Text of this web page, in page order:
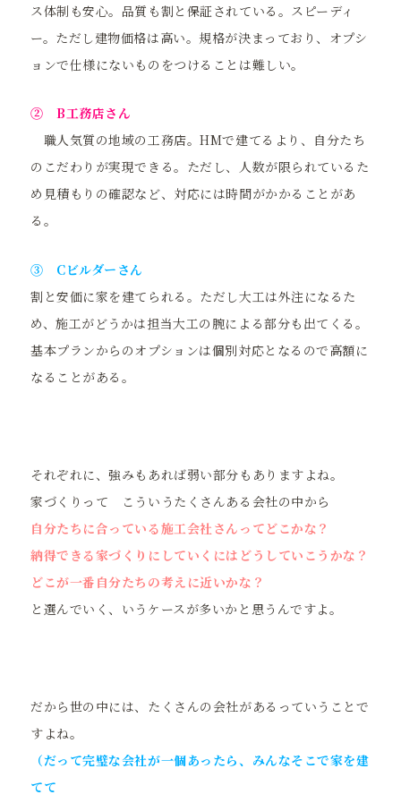
ス体制も安心。品質も割と保証されている。スピーディ
ー。ただし建物価格は高い。規格が決まっており、オプシ
ョンで仕様にないものをつけることは難しい。
② B工務店さん
職人気質の地域の工務店。HMで建てるより、自分たち
のこだわりが実現できる。ただし、人数が限られているた
め見積もりの確認など、対応には時間がかかることがあ
る。
③ Cビルダーさん
割と安価に家を建てられる。ただし大工は外注になるた
め、施工がどうかは担当大工の腕による部分も出てくる。
基本プランからのオプションは個別対応となるので高額に
なることがある。
それぞれに、強みもあれば弱い部分もありますよね。
家づくりって こういうたくさんある会社の中から
自分たちに合っている施工会社さんってどこかな？
納得できる家づくりにしていくにはどうしていこうかな？
どこが一番自分たちの考えに近いかな？
と選んでいく、いうケースが多いかと思うんですよ。
だから世の中には、たくさんの会社があるっていうことで
すよね。
（だって完璧な会社が一個あったら、みんなそこで家を建
てて